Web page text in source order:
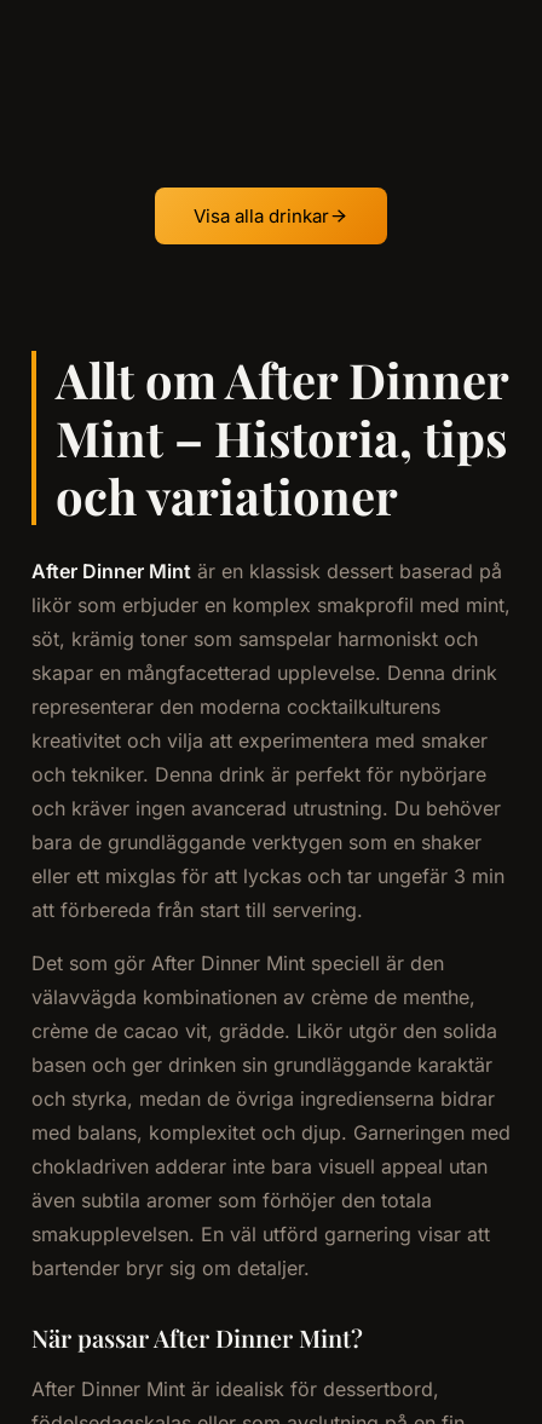
Visa alla drinkar
Allt om After Dinner
Mint – Historia, tips
och variationer
After Dinner Mint är en klassisk dessert baserad på
likör som erbjuder en komplex smakprofil med mint,
söt, krämig toner som samspelar harmoniskt och
skapar en mångfacetterad upplevelse. Denna drink
representerar den moderna cocktailkulturens
kreativitet och vilja att experimentera med smaker
och tekniker. Denna drink är perfekt för nybörjare
och kräver ingen avancerad utrustning. Du behöver
bara de grundläggande verktygen som en shaker
eller ett mixglas för att lyckas och tar ungefär 3 min
att förbereda från start till servering.
Det som gör After Dinner Mint speciell är den
välavvägda kombinationen av crème de menthe,
crème de cacao vit, grädde. Likör utgör den solida
basen och ger drinken sin grundläggande karaktär
och styrka, medan de övriga ingredienserna bidrar
med balans, komplexitet och djup. Garneringen med
chokladriven adderar inte bara visuell appeal utan
även subtila aromer som förhöjer den totala
smakupplevelsen. En väl utförd garnering visar att
bartender bryr sig om detaljer.
När passar After Dinner Mint?
After Dinner Mint är idealisk för dessertbord,